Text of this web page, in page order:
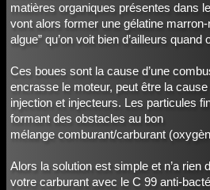
matières organiques présentes dans
vont alors former une gélatine marron-
algue” qu’on voit bien d’ailleurs quand
Ces boues sont la cause d’une
encrasse le moteur, peut être la
injection et injecteurs. Les particules
formant des obstacles au bon
mélange comburant/carburant
Alors la solution est simple et n’a rien
votre carburant avec le C 99 anti-